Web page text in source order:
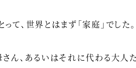
て、世界とはまず「家庭」でした。
さん、あるいはそれに代わる大